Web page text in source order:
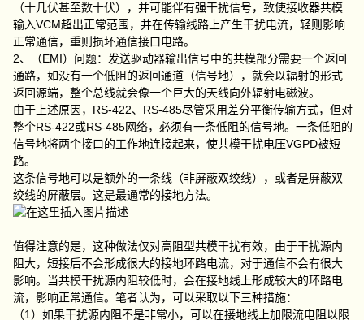
（十几伏甚至数十伏），并可能伴有强干扰信号，致使接收器共模
输入VCM超出正常范围，并在传输线路上产生干扰电流，轻则影响
正常通信，重则损坏通信接口电路。
2、（EMI）问题：发送驱动器输出信号中的共模部分需要一个返回
通路，如没有一个低阻的返回通道（信号地），就会以辐射的形式
返回源端，整个总线就会像一个巨大的天线向外辐射电磁波。
由于上述原因，RS-422、RS-485尽管采用差分平衡传输方式，但对
整个RS-422或RS-485网络，必须有一条低阻的信号地。一条低阻的
信号地将两个接口的工作地连接起来，使共模干扰电压VGPD被短
路。
这条信号地可以是额外的一条线（非屏蔽双绞线），或者是屏蔽双
绞线的屏蔽层。这是最通常的接地方法。
值得注意的是，这种做法仅对高阻型共模干扰有效，由于干扰源内
阻大，短接后不会形成很大的接地环路电流，对于通信不会有很大
影响。当共模干扰源内阻较低时，会在接地线上形成较大的环路电
流，影响正常通信。笔者认为，可以采取以下三种措施：
（1）如果干扰源内阻不是非常小，可以在接地线上加限流电阻以限